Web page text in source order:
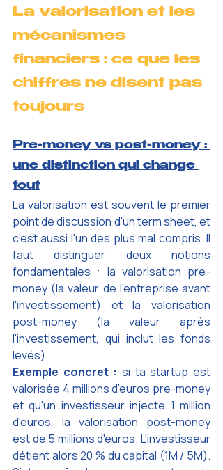
La valorisation et les
mécanismes
financiers : ce que les
chiffres ne disent pas
toujours
Pre-money vs post-money :
une distinction qui change
tout
La valorisation est souvent le premier
point de discussion d'un term sheet, et
c'est aussi l'un des plus mal compris. Il
faut distinguer deux notions
fondamentales : la valorisation pre-
money (la valeur de l'entreprise avant
l'investissement) et la valorisation
post-money (la valeur après
l'investissement, qui inclut les fonds
levés).
Exemple concret : si ta startup est
valorisée 4 millions d'euros pre-money
et qu'un investisseur injecte 1 million
d'euros, la valorisation post-money
est de 5 millions d'euros. L'investisseur
détient alors 20 % du capital (1M / 5M).